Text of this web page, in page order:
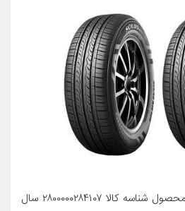
معرفی محصول جزئیات محصول شناسه کالا ۲۸۰۰۰۰۰۲۸۴۱۰۷ سال